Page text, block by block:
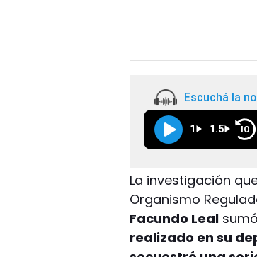
Escuchá la
1 1.5 10
La investigación
Organismo
Facundo Leal
realizado en su